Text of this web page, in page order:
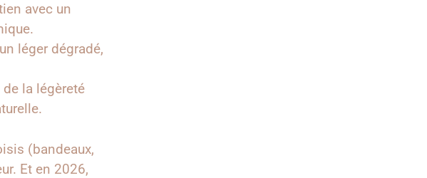
avec un
léger dégradé,
la légèreté
(bandeaux,
Et en 2026,